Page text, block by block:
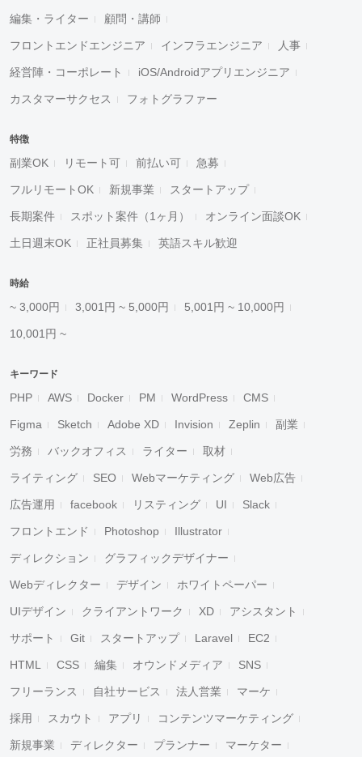
編集・ライター 顧問・講師
フロントエンドエンジニア インフラエンジニア 人事
経営陣・コーポレート iOS/Androidアプリエンジニア
カスタマーサクセス フォトグラファー
特徴
副業OK リモート可 前払い可 急募
フルリモートOK 新規事業 スタートアップ
長期案件 スポット案件（1ヶ月） オンライン面談OK
土日週末OK 正社員募集 英語スキル歓迎
時給
~ 3,000円 3,001円 ~ 5,000円 5,001円 ~ 10,000円
10,001円 ~
キーワード
PHP AWS Docker PM WordPress CMS
Figma Sketch Adobe XD Invision Zeplin 副業
労務 バックオフィス ライター 取材
ライティング SEO Webマーケティング Web広告
広告運用 facebook リスティング UI Slack
フロントエンド Photoshop Illustrator
ディレクション グラフィックデザイナー
Webディレクター デザイン ホワイトペーパー
UIデザイン クライアントワーク XD アシスタント
サポート Git スタートアップ Laravel EC2
HTML CSS 編集 オウンドメディア SNS
フリーランス 自社サービス 法人営業 マーケ
採用 スカウト アプリ コンテンツマーケティング
新規事業 ディレクター プランナー マーケター